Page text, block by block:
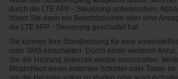
durch die LTE APP - Steuerung unterbrochen.
hören Sie dann ein Besetztzeichen oder eine
die LTE APP - Steuerung geschaltet hat.
Sie können Ihre Standheizung für eine
oder SMS einschalten. Durch einen weiteren
Sie die Heizung jederzeit wieder ausschalten.
Möglichkeit einen externen Schalter oder Taster